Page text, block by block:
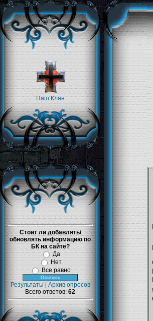
Наш Клан
Стоит ли добавлять/
обновлять информацию по
БК на сайте?
Да
Нет
Все равно
Результаты
Архив опросов
Всего ответов: 62